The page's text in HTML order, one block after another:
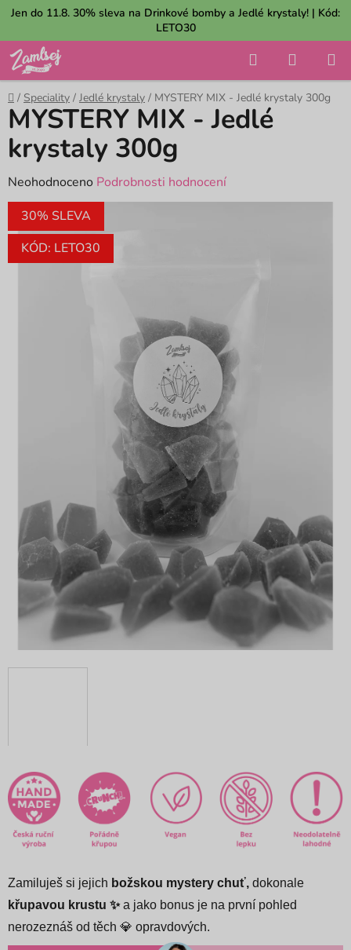
Přejít
obsah
Jen do 11.8. 30% sleva na Drinkové bomby a Jedlé krystaly! | Kód:
LETO30
Hledat
KOŠÍK
Domů
/ Speciality / Jedlé krystaly / MYSTERY MIX - Jedlé krystaly 300g
Zamiluješ si jejich božskou mystery chuť, dokonale
křupavou krustu ✨a jako bonus je na první pohled
nerozeznáš od těch 💎 opravdových.
MYSTERY MIX - Jedlé
krystaly 300g
Průměrné
hodnocení
produktu
0,0
Neohodnoceno Podrobnosti hodnocení
30% SLEVA
KÓD: LETO30